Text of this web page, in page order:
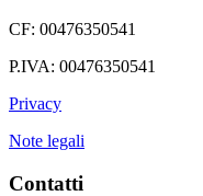
CF: 00476350541
P.IVA: 00476350541
Privacy
Note legali
Contatti